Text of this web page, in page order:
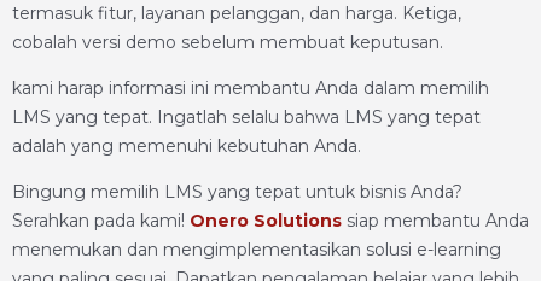
termasuk fitur, layanan pelanggan, dan harga. Ketiga,
cobalah versi demo sebelum membuat keputusan.
kami harap informasi ini membantu Anda dalam memilih
LMS yang tepat. Ingatlah selalu bahwa LMS yang tepat
adalah yang memenuhi kebutuhan Anda.
Bingung memilih LMS yang tepat untuk bisnis Anda?
Serahkan pada kami! Onero Solutions siap membantu Anda
menemukan dan mengimplementasikan solusi e-learning